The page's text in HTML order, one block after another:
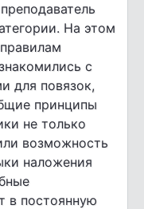
На этом
с
для повязок,
принципы
не только
возможность
наложения
в постоянную